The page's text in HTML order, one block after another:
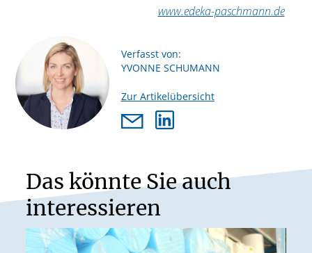
www.edeka-paschmann.de
Verfasst von:
YVONNE SCHUMANN
Zur Artikelübersicht
Das könnte Sie auch
interessieren